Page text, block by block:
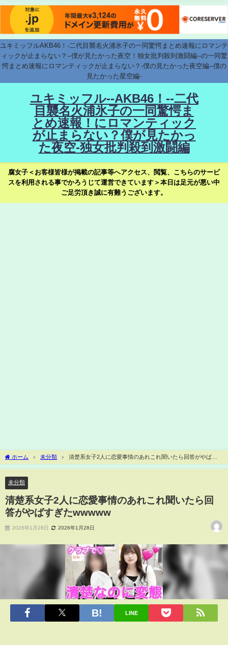
ユキミッフルAKB46！-二代目襲名火浦氷子の一同驚愕まとめ速報にロマンテ
ィックが止まらない？--僕が見たかった夜空！独女批判殺到激闘編--の一同驚
愕まとめ速報にロマンティックが止まらない？-僕の見たかった夜空編--僕の
見たかった星空編-
ユキミッフル--AKB46！--二代
目襲名火浦氷子の一同驚愕ま
とめ速報！にロマンティック
が止まらない？僕が見たかっ
た夜空-独女批判殺到激闘編
腐女子＜お客様皆様が掲載の記事等へアクセス、閲覧、こちらのサービ
スを利用される事でかろうじて運営できています＞本日は足元が悪い中
ご足労頂き誠に有難うございます。
ホーム 未分類
清楚系女子2人に恋愛事情のあれこれ聞いたら回答がやばす
ぎたwwwww
未分類
清楚系女子2人に恋愛事情のあれこれ聞いたら回
答がやばすぎたwwwww
2026年1月28日 2026年1月28日
LINE